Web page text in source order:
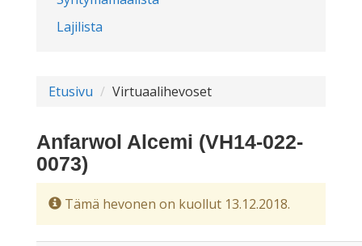
Lajilista
Etusivu Virtuaalihevoset
Anfarwol Alcemi (VH14-022-
0073)
Tämä hevonen on kuollut 13.12.2018.